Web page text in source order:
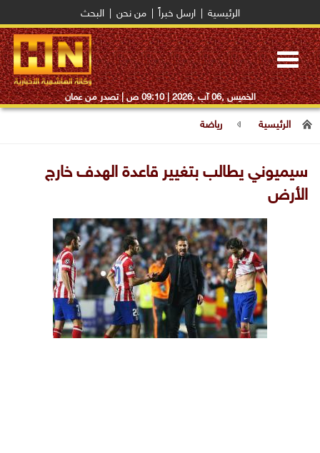
الرئيسية ارسل خبراً من نحن البحث
Toggle
navigation
الخميس ,06 آب ,2026 | 09:10 ص | تصدر من عمان
الرئيسية رياضة
سيميوني يطالب بتغيير قاعدة الهدف خارج
الأرض